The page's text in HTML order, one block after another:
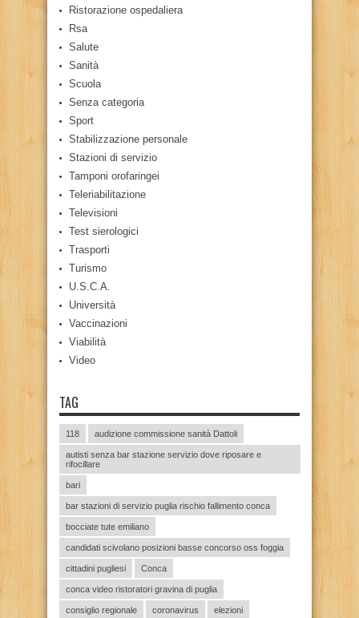
Ristorazione ospedaliera
Rsa
Salute
Sanità
Scuola
Senza categoria
Sport
Stabilizzazione personale
Stazioni di servizio
Tamponi orofaringei
Teleriabilitazione
Televisioni
Test sierologici
Trasporti
Turismo
U.S.C.A.
Università
Vaccinazioni
Viabilità
Video
TAG
118 audizione commissione sanità Dattoli
autisti senza bar stazione servizio dove riposare e
rifocillare
bari
bar stazioni di servizio puglia rischio fallimento conca
bocciate tute emiliano
candidati scivolano posizioni basse concorso oss foggia
cittadini pugliesi Conca
conca video ristoratori gravina di puglia
consiglio regionale coronavirus elezioni